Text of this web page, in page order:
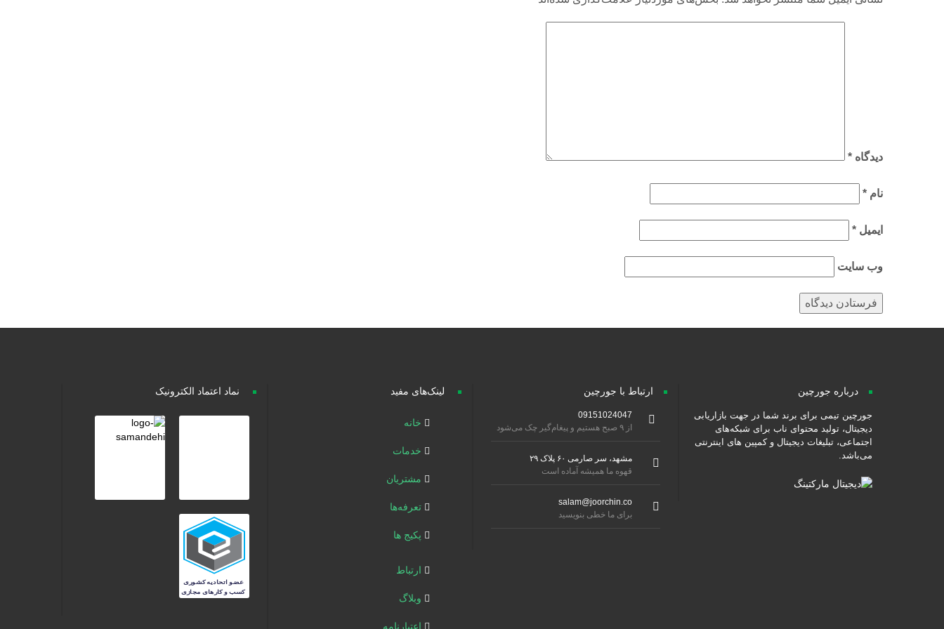
دیدگاه *
نام *
ایمیل *
وب‌ سایت
درباره جورچین
جورچین تیمی برای برند شما در جهت بازاریابی
دیجیتال، تولید محتوای ناب برای شبکه‌های
اجتماعی، تبلیغات دیجیتال و کمپین های اینترنتی
می‌باشد.
ارتباط با جورچین
09151024047
از ۹ صبح هستیم و پیغام‌گیر چک می‌شود
مشهد، سر صارمی ۶۰ پلاک ۲۹
قهوه ما همیشه آماده است
salam@joorchin.co
برای ما خطی بنویسید
لینک‌های مفید
خانه
خدمات
مشتریان
تعرفه‌ها
پکیج ها
ارتباط
وبلاگ
اعتبارنامه
نماد اعتماد الکترونیک